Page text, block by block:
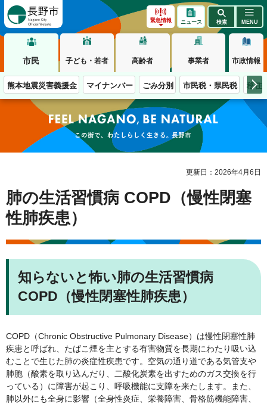
緊急情報 ニュース 検索 MENU
市民 子ども・若者 高齢者 事業者 市政情報
熊本地震災害義援金 マイナンバー ごみ分別 市民税・県民税 移住
この街で、わたしらしく生きる。長野市
更新日：2026年4月6日
肺の生活習慣病 COPD（慢性閉塞
性肺疾患）
知らないと怖い肺の生活習慣病
COPD（慢性閉塞性肺疾患）
COPD（Chronic Obstructive Pulmonary Disease）は慢性閉塞性肺
疾患と呼ばれ、たばこ煙を主とする有害物質を長期にわたり吸い込
むことで生じた肺の炎症性疾患です。空気の通り道である気管支や
肺胞（酸素を取り込んだり、二酸化炭素を出すためのガス交換を行
っている）に障害が起こり、呼吸機能に支障を来たします。また、
肺以外にも全身に影響（全身性炎症、栄養障害、骨格筋機能障害、